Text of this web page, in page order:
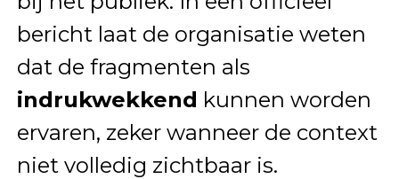
bericht laat de organisatie weten
dat de fragmenten als
indrukwekkend kunnen worden
ervaren, zeker wanneer de context
niet volledig zichtbaar is.